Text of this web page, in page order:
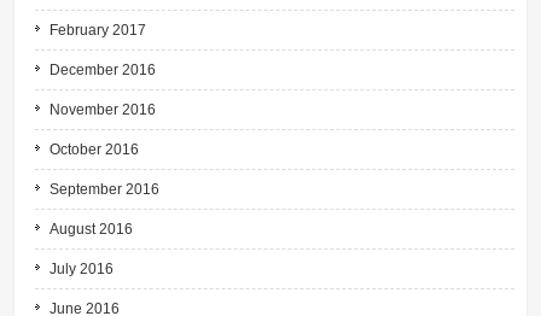
February 2017
December 2016
November 2016
October 2016
September 2016
August 2016
July 2016
June 2016